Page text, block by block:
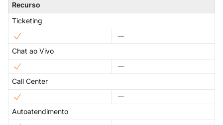
Recurso
Ticketing
Chat ao Vivo
Call Center
Autoatendimento